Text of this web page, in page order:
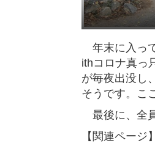
年末に入っ
ithコロナ真っ
が毎夜出没し
そうです。こ
最後に、全
【関連ペー